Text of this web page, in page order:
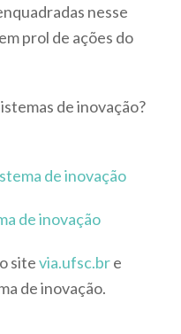
nesse
prol de ações do
de inovação?
de inovação
de inovação
sitevia.ufsc.bre
de inovação.